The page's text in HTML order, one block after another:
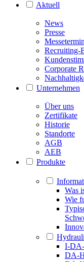
Aktuell
News
Presse
Recruiting-
Corporate
Unternehmen
Über uns
Zertifikate
Historie
Standorte
AGB
AEB
Produkte
Was
Wie
I-
DA-